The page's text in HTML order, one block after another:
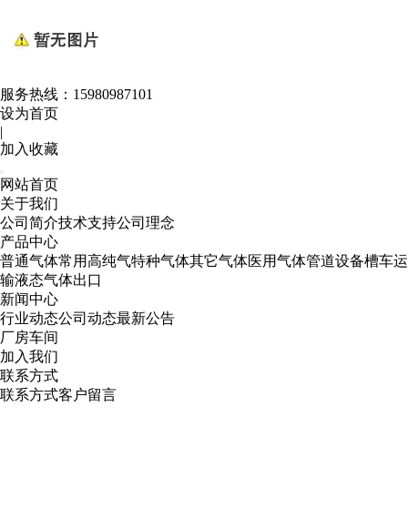
服务热线： 15980987101
设为首页
|
加入收藏
网站首页
关于我们
公司简介技术支持公司理念
产品中心
普通气体常用高纯气特种气体其它气体医用气体管道设备槽车运
输液态气体出口
新闻中心
行业动态公司动态最新公告
厂房车间
加入我们
联系方式
联系方式客户留言